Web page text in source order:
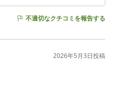
不適切なクチコミを報告する
2026年5月3日投稿